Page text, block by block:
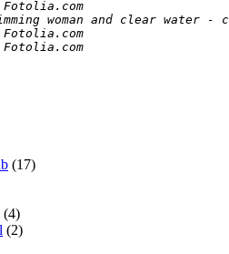
woman and clear water -
(17)
(4)
(2)